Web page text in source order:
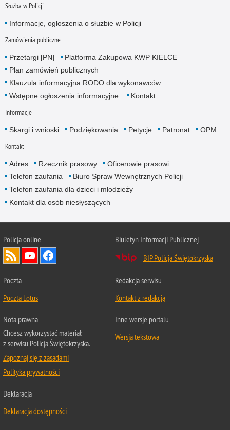
Służba w Policji
Informacje, ogłoszenia o służbie w Policji
Zamówienia publiczne
Przetargi [PN]
Platforma Zakupowa KWP KIELCE
Plan zamówień publicznych
Klauzula informacyjna RODO dla wykonawców.
Wstępne ogłoszenia informacyjne.
Kontakt
Informacje
Skargi i wnioski Podziękowania Petycje Patronat OPM
Kontakt
Adres Rzecznik prasowy
Oficerowie prasowi
Telefon zaufania
Biuro Spraw Wewnętrznych Policji
Telefon zaufania dla dzieci i młodzieży
Kontakt dla osób niesłyszących
Policja online
Biuletyn Informacji Publicznej
BIP Policja Świętokrzyska
Poczta
Poczta Lotus
Redakcja serwisu
Kontakt z redakcją
Nota prawna
Chcesz wykorzystać materiał
z serwisu Policja Świętokrzyska.
Zapoznaj się z zasadami
Polityka prywatności
Inne wersje portalu
Wersja tekstowa
Deklaracja
Deklaracja dostępności